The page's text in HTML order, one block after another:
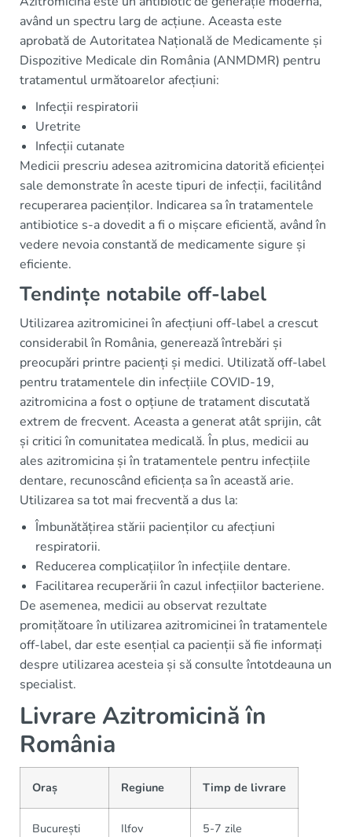
având un spectru larg de acțiune. Aceasta este
aprobată de Autoritatea Națională de Medicamente și
Dispozitive Medicale din România (ANMDMR) pentru
tratamentul următoarelor afecțiuni:
Infecții respiratorii
Uretrite
Infecții cutanate
Medicii prescriu adesea azitromicina datorită eficienței
sale demonstrate în aceste tipuri de infecții, facilitând
recuperarea pacienților. Indicarea sa în tratamentele
antibiotice s-a dovedit a fi o mișcare eficientă, având în
vedere nevoia constantă de medicamente sigure și
eficiente.
Tendințe notabile off-label
Utilizarea azitromicinei în afecțiuni off-label a crescut
considerabil în România, generează întrebări și
preocupări printre pacienți și medici. Utilizată off-label
pentru tratamentele din infecțiile COVID-19,
azitromicina a fost o opțiune de tratament discutată
extrem de frecvent. Aceasta a generat atât sprijin, cât
și critici în comunitatea medicală. În plus, medicii au
ales azitromicina și în tratamentele pentru infecțiile
dentare, recunoscând eficiența sa în această arie.
Utilizarea sa tot mai frecventă a dus la:
Îmbunătățirea stării pacienților cu afecțiuni
respiratorii.
Reducerea complicațiilor în infecțiile dentare.
Facilitarea recuperării în cazul infecțiilor bacteriene.
De asemenea, medicii au observat rezultate
promițătoare în utilizarea azitromicinei în tratamentele
off-label, dar este esențial ca pacienții să fie informați
despre utilizarea acesteia și să consulte întotdeauna un
specialist.
Livrare Azitromicină în
România
Oraș Regiune Timp de livrare
București Ilfov 5-7 zile